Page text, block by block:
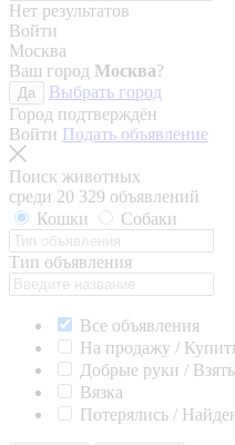
Нет результатов
Войти
Москва
Ваш город Москва?
Да
Выбрать город
Город подтверждён
Войти Подать объявление
Поиск животных
среди 20 329 объявлений
Кошки
Собаки
Тип объявления
Все объявления
На продажу /
Добрые руки /
Вязка
Потерялись /